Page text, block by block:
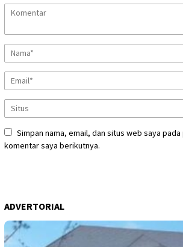
Simpan nama, email, dan situs web saya
komentar saya berikutnya.
ADVERTORIAL